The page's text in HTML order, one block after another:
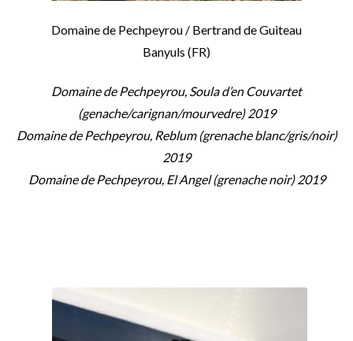
Domaine de Pechpeyrou / Bertrand de Guiteau
Banyuls (FR)
Domaine de Pechpeyrou, Soula d’en Couvartet
(genache/carignan/mourvedre) 2019
Domaine de Pechpeyrou, Reblum (grenache blanc/gris/noir)
2019
Domaine de Pechpeyrou, El Angel (grenache noir) 2019